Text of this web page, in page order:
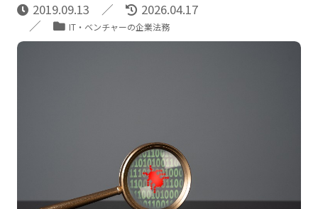
2019.09.13 2026.04.17
IT・ベンチャーの企業法務